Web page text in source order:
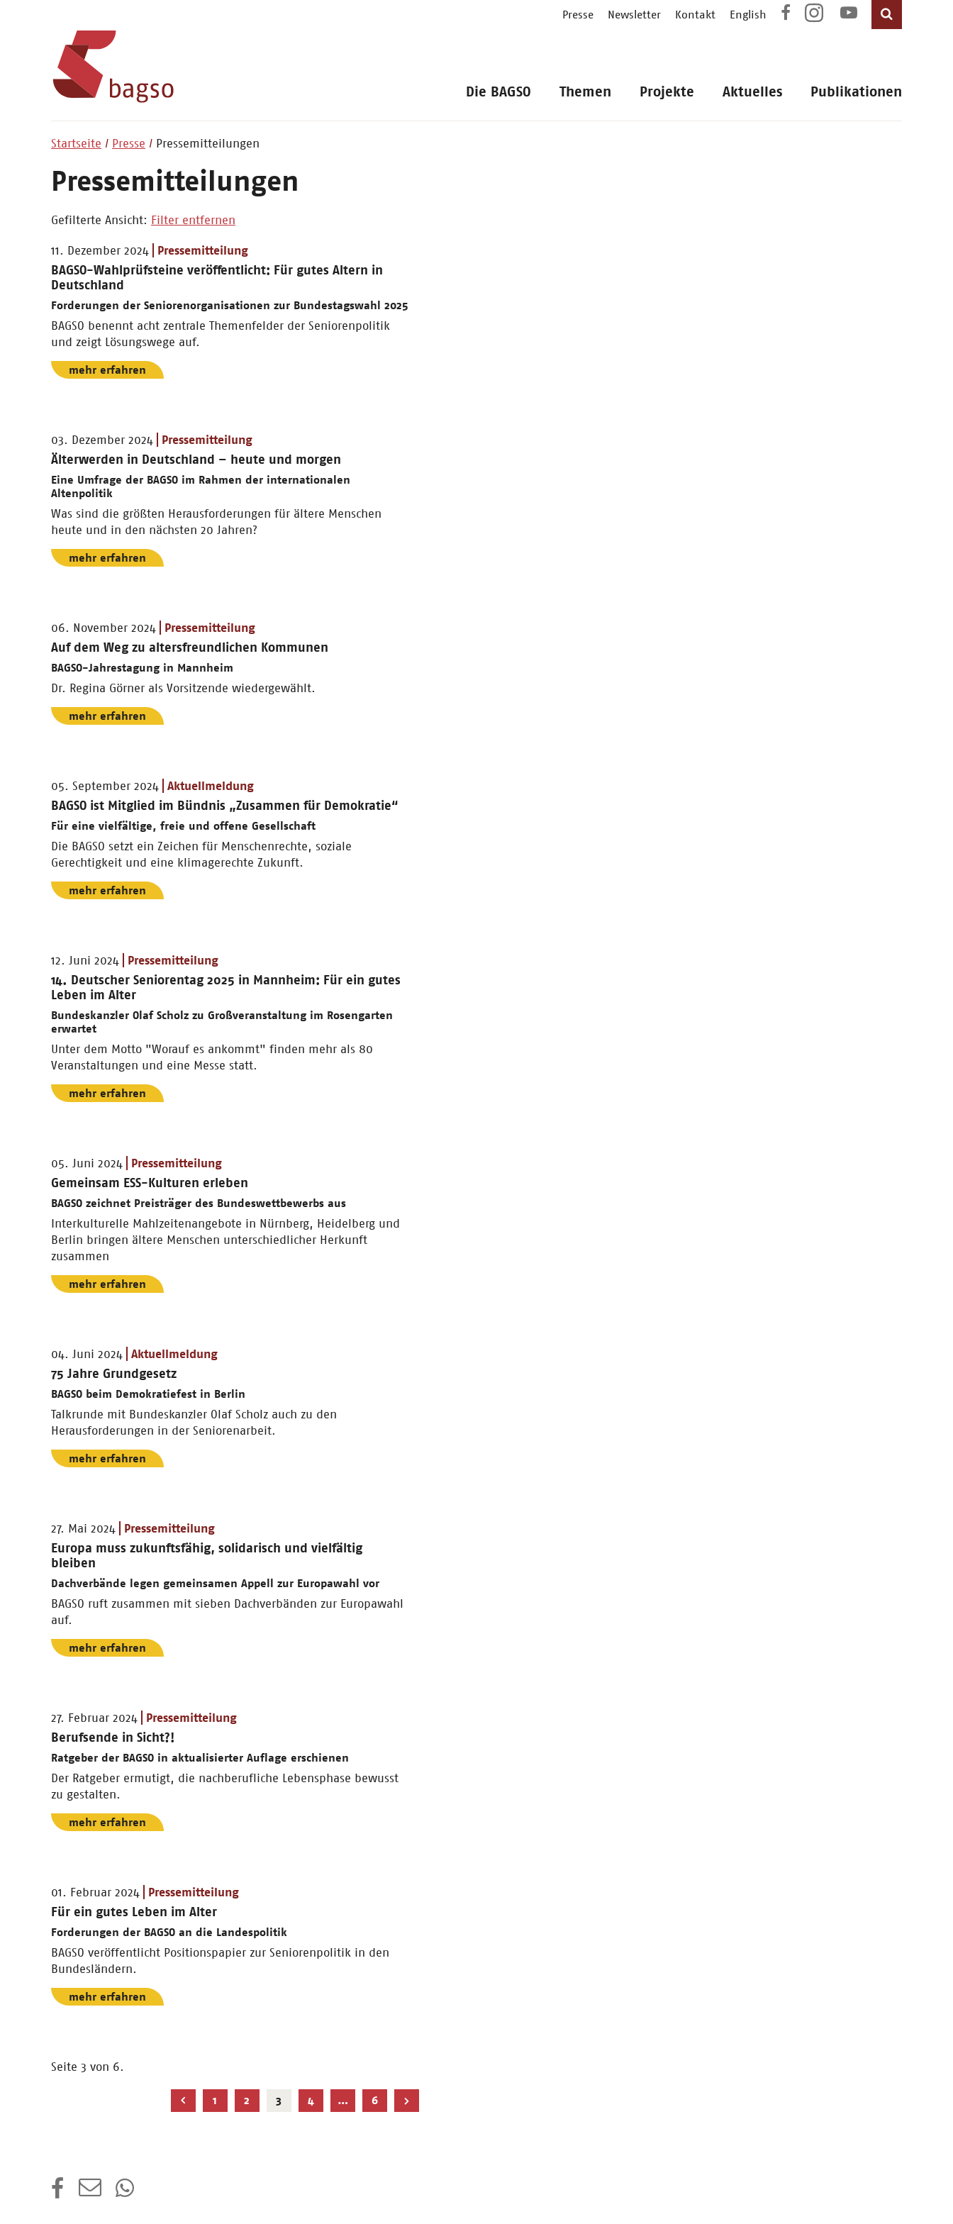
Presse Newsletter Kontakt English
Die BAGSO Themen Projekte Aktuelles Publikationen
Startseite Presse Pressemitteilungen
Pressemitteilungen
Gefilterte Ansicht: Filter entfernen
11. Dezember 2024 Pressemitteilung
BAGSO-Wahlprüfsteine veröffentlicht: Für gutes Altern in
Deutschland
Forderungen der Seniorenorganisationen zur Bundestagswahl 2025
BAGSO benennt acht zentrale Themenfelder der Seniorenpolitik
und zeigt Lösungswege auf.
mehr erfahren
03. Dezember 2024 Pressemitteilung
Älterwerden in Deutschland – heute und morgen
Eine Umfrage der BAGSO im Rahmen der internationalen
Altenpolitik
Was sind die größten Herausforderungen für ältere Menschen
heute und in den nächsten 20 Jahren?
mehr erfahren
06. November 2024 Pressemitteilung
Auf dem Weg zu altersfreundlichen Kommunen
BAGSO-Jahrestagung in Mannheim
Dr. Regina Görner als Vorsitzende wiedergewählt.
mehr erfahren
05. September 2024 Aktuellmeldung
BAGSO ist Mitglied im Bündnis „Zusammen für Demokratie“
Für eine vielfältige, freie und offene Gesellschaft
Die BAGSO setzt ein Zeichen für Menschenrechte, soziale
Gerechtigkeit und eine klimagerechte Zukunft.
mehr erfahren
12. Juni 2024 Pressemitteilung
14. Deutscher Seniorentag 2025 in Mannheim: Für ein gutes
Leben im Alter
Bundeskanzler Olaf Scholz zu Großveranstaltung im Rosengarten
erwartet
Unter dem Motto "Worauf es ankommt" finden mehr als 80
Veranstaltungen und eine Messe statt.
mehr erfahren
05. Juni 2024 Pressemitteilung
Gemeinsam ESS-Kulturen erleben
BAGSO zeichnet Preisträger des Bundeswettbewerbs aus
Interkulturelle Mahlzeitenangebote in Nürnberg, Heidelberg und
Berlin bringen ältere Menschen unterschiedlicher Herkunft
zusammen
mehr erfahren
04. Juni 2024 Aktuellmeldung
75 Jahre Grundgesetz
BAGSO beim Demokratiefest in Berlin
Talkrunde mit Bundeskanzler Olaf Scholz auch zu den
Herausforderungen in der Seniorenarbeit.
mehr erfahren
27. Mai 2024 Pressemitteilung
Europa muss zukunftsfähig, solidarisch und vielfältig
bleiben
Dachverbände legen gemeinsamen Appell zur Europawahl vor
BAGSO ruft zusammen mit sieben Dachverbänden zur Europawahl
auf.
mehr erfahren
27. Februar 2024 Pressemitteilung
Berufsende in Sicht?!
Ratgeber der BAGSO in aktualisierter Auflage erschienen
Der Ratgeber ermutigt, die nachberufliche Lebensphase bewusst
zu gestalten.
mehr erfahren
01. Februar 2024 Pressemitteilung
Für ein gutes Leben im Alter
Forderungen der BAGSO an die Landespolitik
BAGSO veröffentlicht Positionspapier zur Seniorenpolitik in den
Bundesländern.
mehr erfahren
Seite 3 von 6.
1 2 3Aktuelle
Seite
4 … 6